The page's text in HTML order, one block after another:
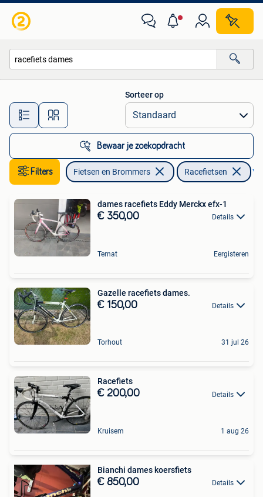
Alle afstanden…
Sorteer op
Bewaar je zoekopdracht
Filters Fietsen en Brommers Racefietsen
dames racefiets Eddy Merckx efx-1
€ 350,00 Details
Ternat Eergisteren
Gazelle racefiets dames.
€ 150,00 Details
Torhout 31 jul 26
Racefiets
€ 200,00 Details
Kruisem 1 aug 26
Bianchi dames koersfiets
€ 850,00 Details